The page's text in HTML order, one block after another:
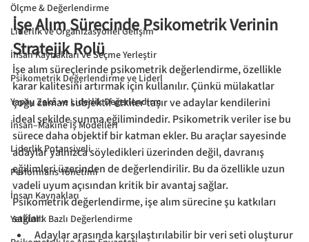
Ölçme & Değerlendirme
Liderlik ve Organizasyonel Gelişim
İnsan Kaynakları ve Seçme Yerleştir
Psikometrik Değerlendirme ve Liderl
Yapay Zekâ ve Liderlik Değerlendirm
İnsan–Makine İş Modelleri
Liderlik Potansiyeli
Performans Yönetimi
İnsan Kaynakları
Yetkinlik Bazlı Değerlendirme
İşe Alım Sürecinde Psikometrik Verinin
Stratejik Rolü
İşe alım süreçlerinde psikometrik değerlendirme, özellikle
karar kalitesini artırmak için kullanılır. Çünkü mülakatlar
çoğu zaman subjektif etkiler taşır ve adaylar kendilerini
ideal şekilde sunma eğilimindedir. Psikometrik veriler ise bu
sürece daha objektif bir katman ekler. Bu araçlar sayesinde
adaylar yalnızca söyledikleri üzerinden değil, davranış
eğilimleri üzerinden de değerlendirilir. Bu da özellikle uzun
vadeli uyum açısından kritik bir avantaj sağlar.
Psikometrik değerlendirme, işe alım sürecine şu katkıları
sağlar:
Adaylar arasında karşılaştırılabilir bir veri seti oluşturur